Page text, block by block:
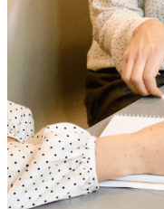
блока
строительный